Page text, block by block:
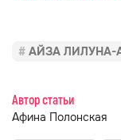
АЙЗА ЛИЛУНА-
Автор статьи
Афина Полонская